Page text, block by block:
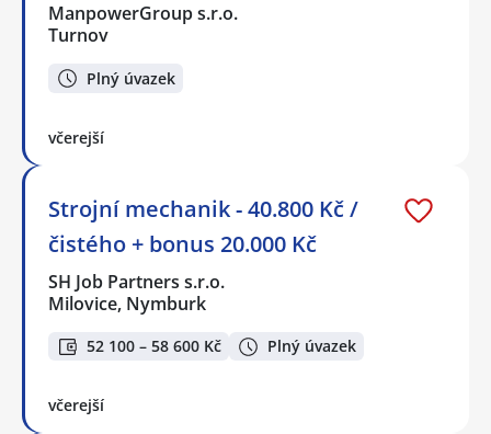
ManpowerGroup s.r.o.
Turnov
Plný úvazek
včerejší
Strojní mechanik - 40.800 Kč /
čistého + bonus 20.000 Kč
SH Job Partners s.r.o.
Milovice, Nymburk
52 100 – 58 600 Kč Plný úvazek
včerejší